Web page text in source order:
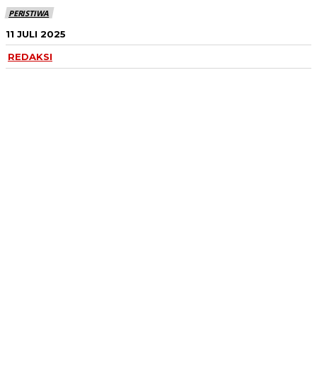
PERISTIWA
11 JULI 2025
REDAKSI